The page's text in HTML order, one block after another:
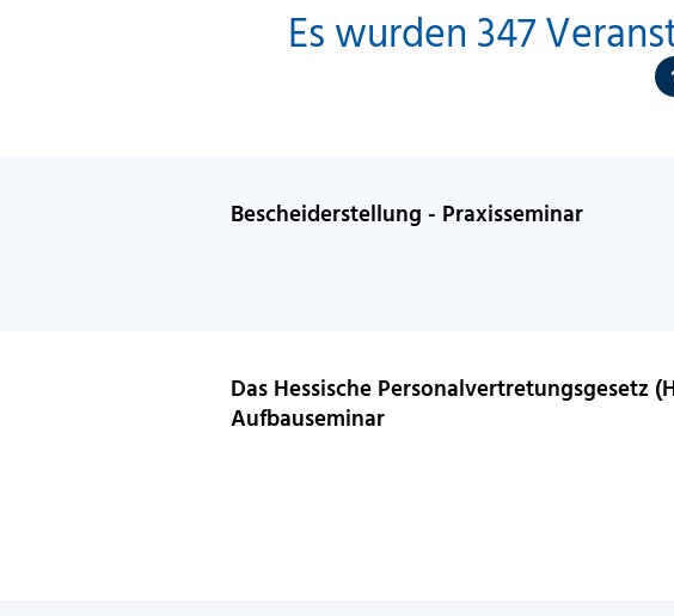
Es wurden 347
Bescheiderstellung - Praxisseminar
Das Hessische Personalvertretungsgesetz
Aufbauseminar